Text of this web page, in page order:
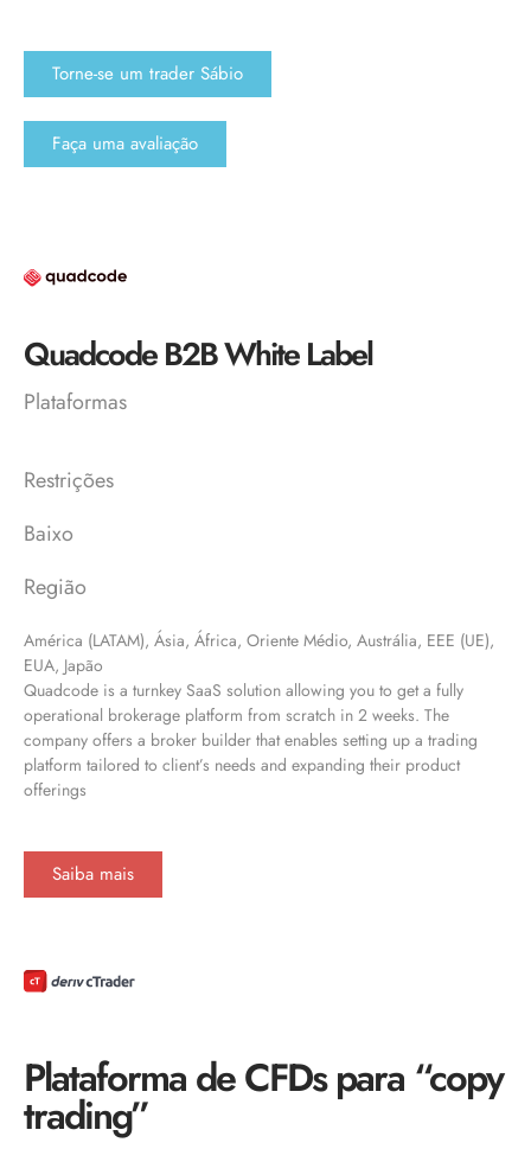
Torne-se um trader Sábio
Faça uma avaliação
Quadcode B2B White Label
Plataformas
Restrições
Baixo
Região
América (LATAM), Ásia, África, Oriente Médio, Austrália, EEE (UE),
EUA, Japão
Quadcode is a turnkey SaaS solution allowing you to get a fully
operational brokerage platform from scratch in 2 weeks. The
company offers a broker builder that enables setting up a trading
platform tailored to client’s needs and expanding their product
offerings
Saiba mais
Plataforma de CFDs para “copy
trading”